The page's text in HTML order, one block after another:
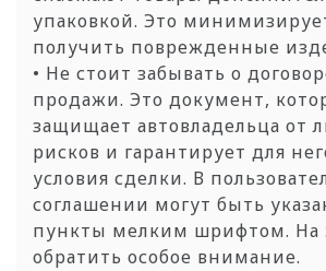
упаковкой. Это
получить поврежденные
• Не стоит забывать о
продажи. Это документ,
защищает автовладельца от
рисков и гарантирует для
условия сделки. В
соглашении могут быть
пункты мелким шрифтом. На
обратить особое внимание.